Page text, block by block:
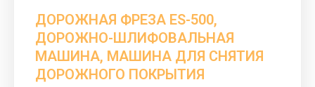
ДОРОЖНАЯ ФРЕЗА ES-500,
ДОРОЖНО-ШЛИФОВАЛЬНАЯ
МАШИНА, МАШИНА ДЛЯ СНЯТИЯ
ДОРОЖНОГО ПОКРЫТИЯ